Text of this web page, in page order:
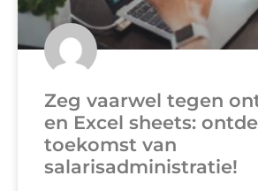
Zeg vaarwel tegen
en Excel sheets:
toekomst van
salarisadministratie!